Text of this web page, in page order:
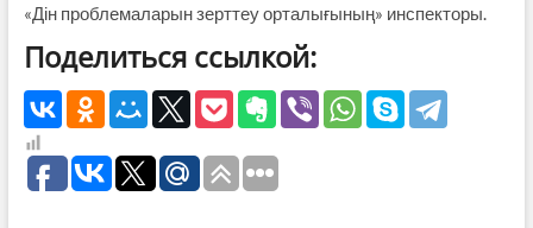
«Дін проблемаларын зерттеу орталығының» инспекторы.
Поделиться ссылкой: